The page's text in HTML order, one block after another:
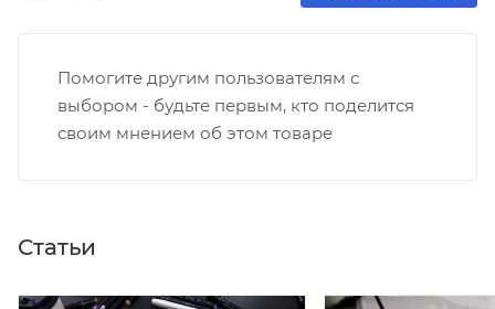
Помогите другим пользователям с
выбором - будьте первым, кто поделится
своим мнением об этом товаре
Статьи